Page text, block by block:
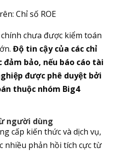
Chỉ số ROE
chưa được kiểm toán
Độ tin cậy của các chỉ
đảm bảo, nếu báo cáo tài
được phê duyệt bởi
thuộc nhóm Big4
người dùng
cấp kiến thức và dịch vụ,
nhiều phản hồi tích cực từ